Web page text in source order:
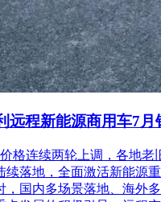
远程新能源商用车7月
格连续两轮上调，各地
落地，全面激活新能源
，国内多场景落地、海外